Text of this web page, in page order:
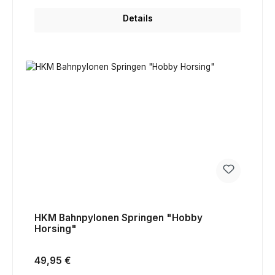
Details
HKM Bahnpylonen Springen "Hobby
Horsing"
Regulärer Preis:
49,95 €